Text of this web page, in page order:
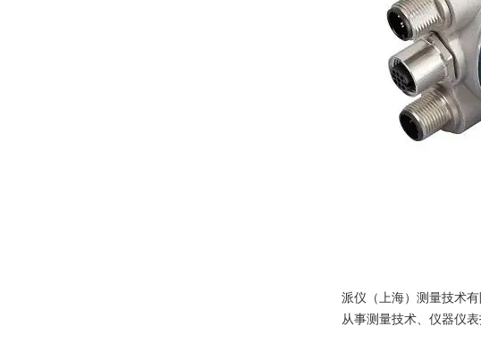
派仪（上海）测量技术有
从事测量技术、仪器仪